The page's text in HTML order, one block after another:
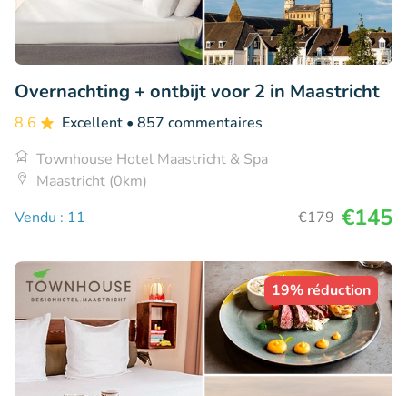
Overnachting + ontbijt voor 2 in Maastricht
8.6 Excellent • 857 commentaires
Townhouse Hotel Maastricht & Spa
Maastricht (0km)
Vendu : 11
€179 €145
19% réduction